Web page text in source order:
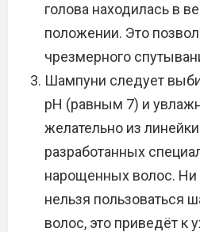
голова находилась в
положении. Это
чрезмерного
Шампуни следует
рН (равным 7) и
желательно из
разработанных
нарощенных волос. Ни
нельзя пользоваться
волос, это приведёт к